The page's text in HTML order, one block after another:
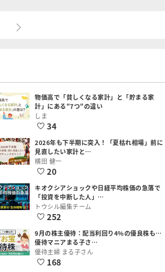
物価高で「貧しくなる家計」と「貯まる家
計」にある"7つ"の違い
しま
34
2026年も下半期に突入！「夏枯れ相場」前に
見直したい家計と…
横田 健一
20
キオクシアショックや日経平均株価の急落で
「投資を中断した人」…
トウシル編集チーム
252
9月の株主優待：配当利回り4%の優良株も…
優待マニアまる子さ…
優待主婦 まる子さん
168